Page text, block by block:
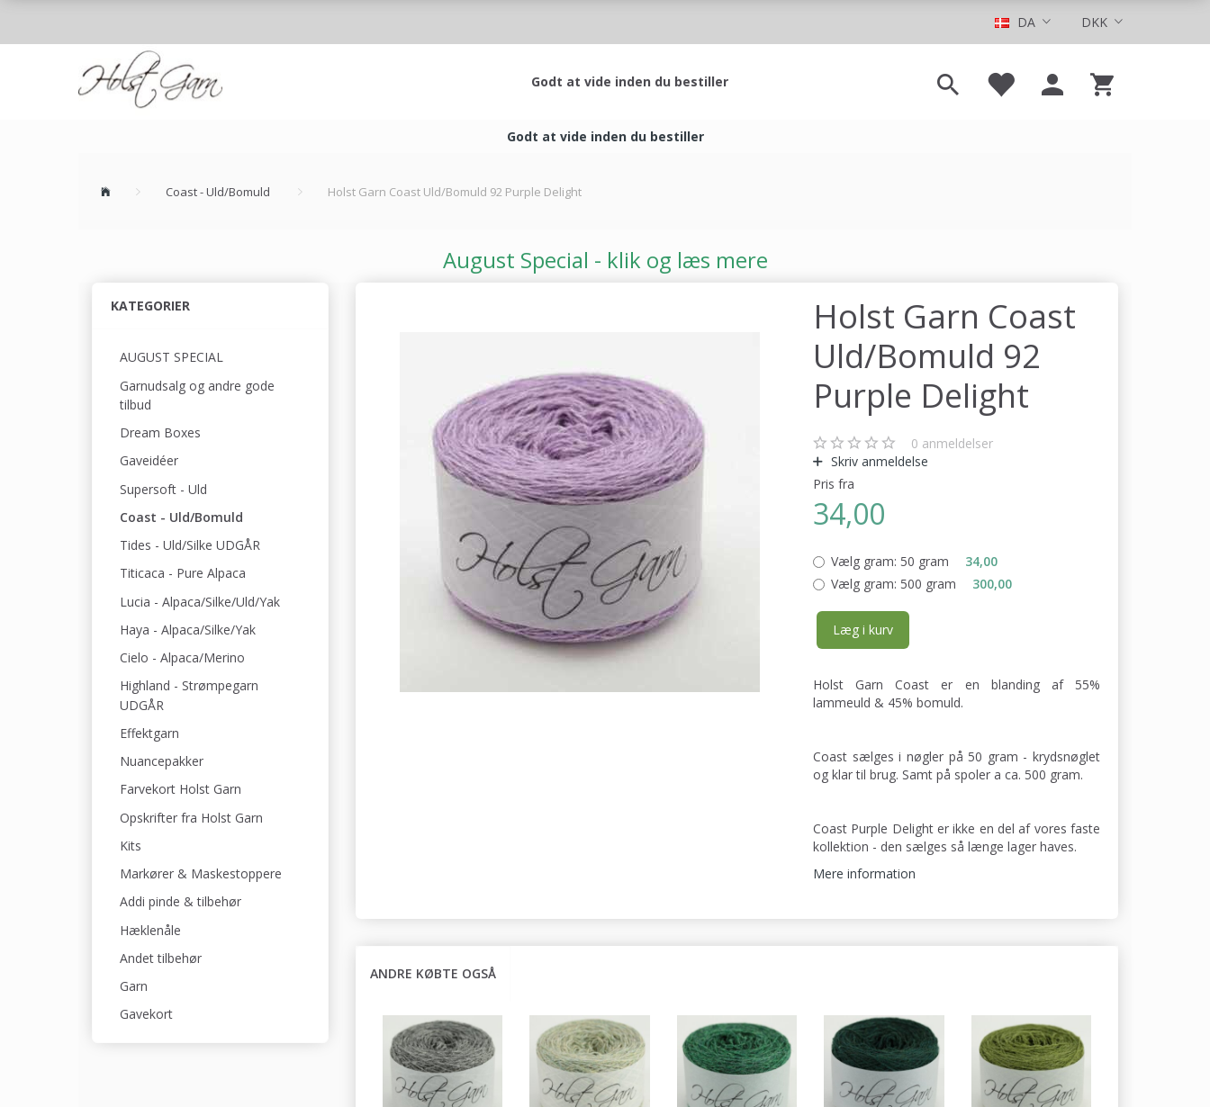
DKK
DA
Godt at vide inden du bestiller
Godt at vide inden du bestiller
Coast - Uld/Bomuld Holst Garn Coast Uld/Bomuld 92 Purple Delight
August Special - klik og læs mere
KATEGORIER
AUGUST SPECIAL
Garnudsalg og andre gode
tilbud
Dream Boxes
Gaveidéer
Supersoft - Uld
Coast - Uld/Bomuld
Tides - Uld/Silke UDGÅR
Titicaca - Pure Alpaca
Lucia - Alpaca/Silke/Uld/Yak
Haya - Alpaca/Silke/Yak
Cielo - Alpaca/Merino
Highland - Strømpegarn
UDGÅR
Effektgarn
Nuancepakker
Farvekort Holst Garn
Opskrifter fra Holst Garn
Kits
Markører & Maskestoppere
Addi pinde & tilbehør
Hæklenåle
Andet tilbehør
Garn
Gavekort
Holst Garn Coast
Uld/Bomuld 92
Purple Delight
0 anmeldelser
Skriv anmeldelse
Pris fra
34,00
Vælg gram: 50 gram
34,00
Vælg gram: 500 gram 300,00
Læg i kurv
Holst Garn Coast er en blanding af 55%
lammeuld & 45% bomuld.
Coast sælges i nøgler på 50 gram - krydsnøglet
og klar til brug. Samt på spoler a ca. 500 gram.
Coast Purple Delight er ikke en del af vores faste
kollektion - den sælges så længe lager haves.
Mere information
ANDRE KØBTE OGSÅ